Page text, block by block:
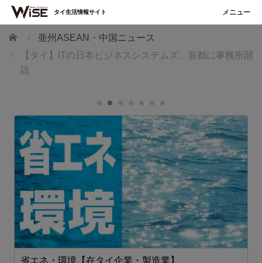
ホーム
亜州ASEAN・中国ニュース
【タイ】ITの日本ビジネスシステムズ、首都に事務所開
設
省エネ・環境【在タイ企業・製造業】
タイ生活情報サイト